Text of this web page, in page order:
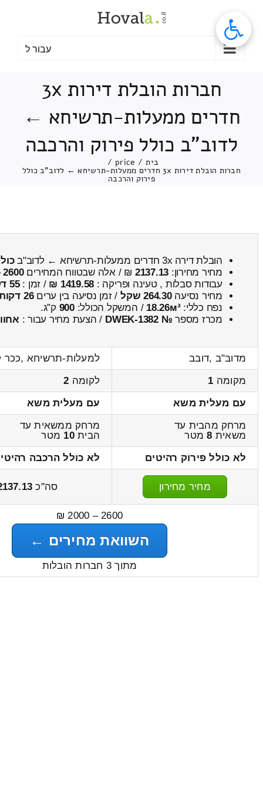
עבור ל
חברות הובלת דירות 3x
חדרים ממעלות-תרשיחא ←
לדוב"ב כולל פירוק והרכבה
בית /
price
/
חברות הובלת דירות 3x חדרים ממעלות-תרשיחא ← לדוב"ב כולל
פירוק והרכבה
הובלת דירה 3x חדרים ממעלות-תרשיחא ← לדוב"ב
מחיר מחירון: 2137.13 ₪ / אלה שבטווח המחירים2600
עבודות סבלות , טעינה ופריקה : 1419.58 ₪ / זמן :55 דקות 1 שניות
מחיר נסיעה264.30 שקל / זמן נסיעה בין ערים26 דקות
נפח כללי:18.26м³ / המשקל הכולל:900 ק”ג.
מכרז מספר № DWEK-1382 / הצעת מחיר עבור :
מדוב"ב ,דובב
למעלות-תרשיחא ,ככר
מקומה 1 לקומה 2
עם מעלית משא
עם מעלית משא
מרחק מהבית עד
משאית 8מטר
מרחק ממשאית עד
הבית10 מטר
לא כולל פירוק רהיטים
לא כולל הרכבה
מחיר מחירון סה"כ
2600 – 2000 ₪
השוואת מחירים ←
מתוך 3 חברות הובלות